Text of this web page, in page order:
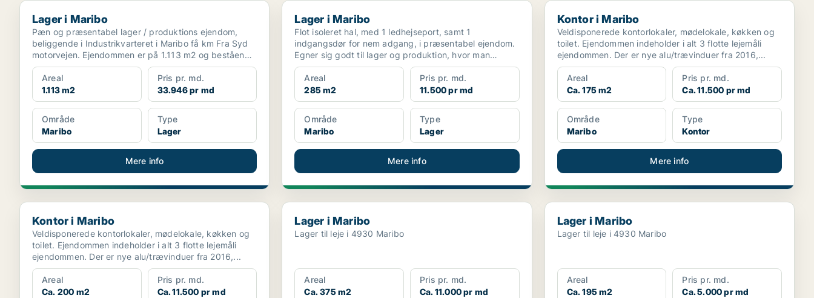
Lager i Maribo
Lager i Maribo
Pæn og præsentabel lager / produktions ejendom,
beliggende i Industrikvarteret i Maribo få km Fra Syd
motorvejen. Ejendommen er på 1.113 m2 og bestående
a...
Areal
1.113 m2
Pris pr. md.
33.946 pr md
Område
Maribo
Type
Lager
Mere info
Lager i Maribo
Lager i Maribo
Flot isoleret hal, med 1 ledhejseport, samt 1
indgangsdør for nem adgang, i præsentabel ejendom.
Egner sig godt til lager og produktion, hvor man
samtidig...
Areal
285 m2
Pris pr. md.
11.500 pr md
Område
Maribo
Type
Lager
Mere info
Kontor i Maribo
Kontor i Maribo
Veldisponerede kontorlokaler, mødelokale, køkken og
toilet. Ejendommen indeholder i alt 3 flotte lejemåli
ejendommen. Der er nye alu/trævinduer fra 2016,...
Areal
Ca. 175 m2
Pris pr. md.
Ca. 11.500 pr md
Område
Maribo
Type
Kontor
Mere info
Kontor i Maribo
Kontor i Maribo
Veldisponerede kontorlokaler, mødelokale, køkken og
toilet. Ejendommen indeholder i alt 3 flotte lejemåli
ejendommen. Der er nye alu/trævinduer fra 2016,...
Areal
Ca. 200 m2
Pris pr. md.
Ca. 11.500 pr md
Lager i Maribo
Lager i Maribo
Lager til leje i 4930 Maribo
Areal
Ca. 375 m2
Pris pr. md.
Ca. 11.000 pr md
Lager i Maribo
Lager i Maribo
Lager til leje i 4930 Maribo
Areal
Ca. 195 m2
Pris pr. md.
Ca. 5.000 pr md